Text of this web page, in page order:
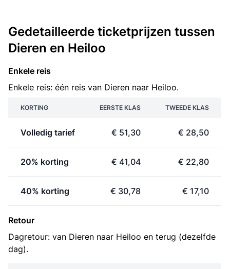
Gedetailleerde ticketprijzen tussen
Dieren en Heiloo
Enkele reis
Enkele reis: één reis van Dieren naar Heiloo.
KORTING EERSTE KLAS TWEEDE KLAS
Volledig tarief € 51,30 € 28,50
20% korting € 41,04 € 22,80
40% korting € 30,78 € 17,10
Retour
Dagretour: van Dieren naar Heiloo en terug (dezelfde
dag).